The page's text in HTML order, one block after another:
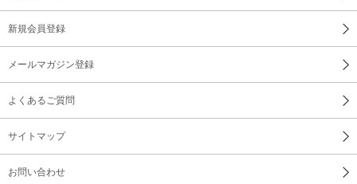
新規会員登録
メールマガジン登録
よくあるご質問
サイトマップ
お問い合わせ